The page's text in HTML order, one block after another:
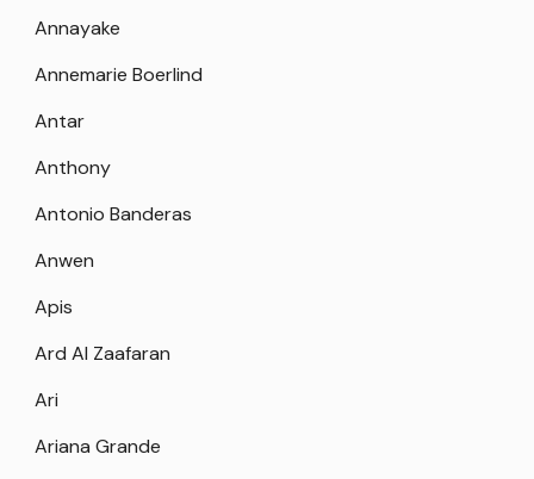
Annayake
Annemarie Boerlind
Antar
Anthony
Antonio Banderas
Anwen
Apis
Ard Al Zaafaran
Ari
Ariana Grande